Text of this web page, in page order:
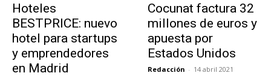
Hoteles
BESTPRICE: nuevo
hotel para startups
y emprendedores
en Madrid
Cocunat factura 32
millones de euros y
apuesta por
Estados Unidos
Redacción - 14 abril 2021